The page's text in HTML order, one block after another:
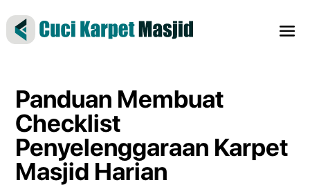
Panduan Membuat
Checklist
Penyelenggaraan Karpet
Masjid Harian